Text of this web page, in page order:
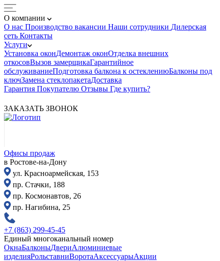
О компании
О нас Производство вакансии Наши сотрудники Дилерская
сеть Контакты
Услуги
Установка оконДемонтаж оконОтделка внешних
откосовВызов замерщикаГарантийное
обслуживаниеПодготовка балкона к остеклениюБалконы под
ключЗамена стеклопакетаДоставка
Гарантия Покупателю Отзывы Где купить?
ЗАКАЗАТЬ ЗВОНОК
Офисы продаж
в Ростове-на-Дону
ул. Красноармейская, 153
пр. Стачки, 188
пр. Космонавтов, 26
пр. Нагибина, 25
+7 (863) 299-45-45
Единый многоканальный номер
ОкнаБалконыДвериАлюминиевые
изделияРольставниВоротаАксессуарыАкции